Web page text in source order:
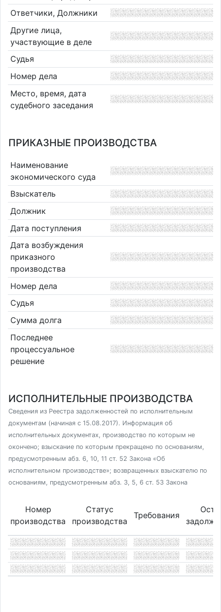
Ответчики, Должники
Другие лица,
участвующие в деле
Судья
Номер дела
Место, время, дата
судебного заседания
ПРИКАЗНЫЕ ПРОИЗВОДСТВА
Наименование
экономического суда
Взыскатель
Должник
Дата поступления
Дата возбуждения
приказного
производства
Номер дела
Судья
Сумма долга
Последнее
процессуальное
решение
ИСПОЛНИТЕЛЬНЫЕ ПРОИЗВОДСТВА
Сведения из Реестра задолженностей по исполнительным
документам (начиная с 15.08.2017). Информация об
исполнительных документах, производство по которым не
окончено; взыскание по которым прекращено по основаниям,
предусмотренным абз. 6, 10, 11 ст. 52 Закона «Об
исполнительном производстве»; возвращенных взыскателю по
основаниям, предусмотренным абз. 3, 5, 6 ст. 53 Закона
Номер
производства
Статус
производства
Требования